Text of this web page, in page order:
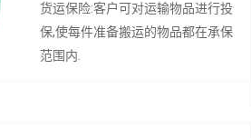
货运保险:客户可对运输物品进行投
保,使每件准备搬运的物品都在承保
范围内.